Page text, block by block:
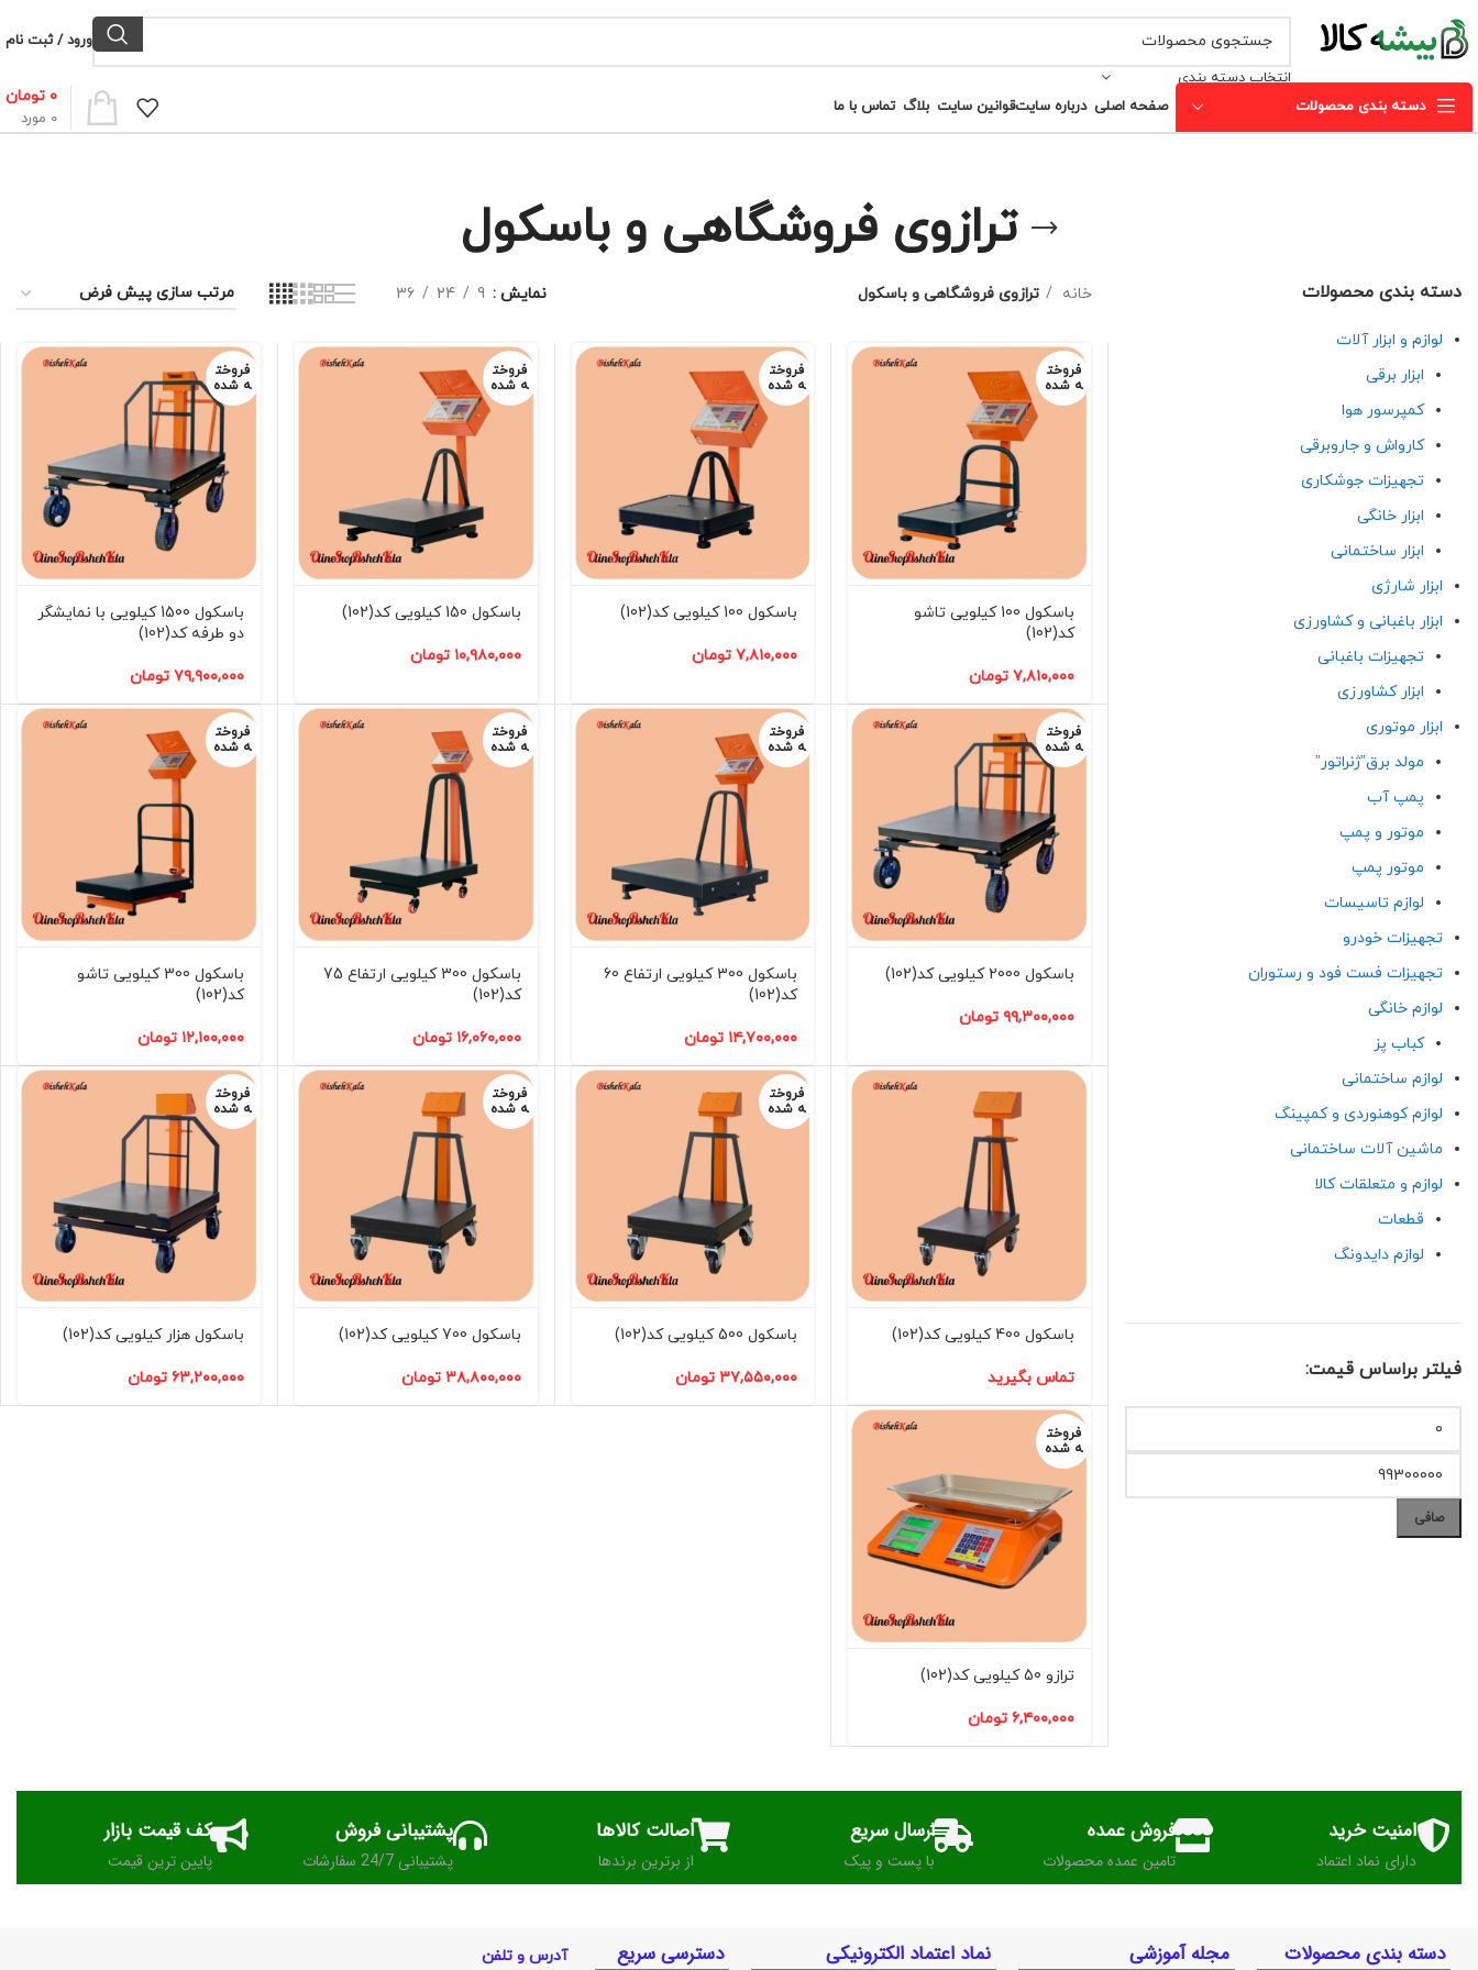
انتخاب دسته بندی
ورود / ثبت نام
دسته بندی محصولات صفحه اصلی درباره سایتقوانین سایت بلاگ تماس با ما
0 مورد
۰ تومان
ترازوی فروشگاهی و باسکول
دسته بندی محصولات
لوازم و ابزار آلات
ابزار برقی
کمپرسور هوا
کارواش و جاروبرقی
تجهیزات جوشکاری
ابزار خانگی
ابزار ساختمانی
ابزار شارژی
ابزار باغبانی و کشاورزی
تجهیزات باغبانی
ابزار کشاورزی
ابزار موتوری
مولد برق”ژنراتور”
پمپ آب
موتور و پمپ
موتور پمپ
لوازم تاسیسات
تجهیزات خودرو
تجهیزات فست فود و رستوران
لوازم خانگی
کباب پز
لوازم ساختمانی
لوازم کوهنوردی و کمپینگ
ماشین آلات ساختمانی
لوازم و متعلقات کالا
قطعات
لوازم دایدونگ
فیلتر براساس قیمت:
صافی
خانه ترازوی فروشگاهی و باسکول نمایش 9
24
36
فروخت
ه شده
باسکول 100 کیلویی تاشو
کد(102)
۷,۸۱۰,۰۰۰ تومان
فروخت
ه شده
باسکول 100 کیلویی کد(102)
۷,۸۱۰,۰۰۰ تومان
فروخت
ه شده
باسکول 150 کیلویی کد(102)
۱۰,۹۸۰,۰۰۰ تومان
فروخت
ه شده
باسکول 1500 کیلویی با نمایشگر
دو طرفه کد(102)
۷۹,۹۰۰,۰۰۰ تومان
فروخت
ه شده
باسکول 2000 کیلویی کد(102)
۹۹,۳۰۰,۰۰۰ تومان
فروخت
ه شده
باسکول 300 کیلویی ارتفاع 60
کد(102)
۱۴,۷۰۰,۰۰۰ تومان
فروخت
ه شده
باسکول 300 کیلویی ارتفاع 75
کد(102)
۱۶,۰۶۰,۰۰۰ تومان
فروخت
ه شده
باسکول 300 کیلویی تاشو
کد(102)
۱۲,۱۰۰,۰۰۰ تومان
باسکول 400 کیلویی کد(102)
تماس بگیرید
فروخت
ه شده
باسکول 500 کیلویی کد(102)
۳۷,۵۵۰,۰۰۰ تومان
فروخت
ه شده
باسکول 700 کیلویی کد(102)
۳۸,۸۰۰,۰۰۰ تومان
فروخت
ه شده
باسکول هزار کیلویی کد(102)
۶۳,۲۰۰,۰۰۰ تومان
فروخت
ه شده
ترازو 50 کیلویی کد(102)
۶,۴۰۰,۰۰۰ تومان
امنیت خرید
دارای نماد اعتماد
فروش عمده
تامین عمده محصولات
ارسال سریع
با پست و پیک
اصالت کالاها
از برترین برندها
پشتیبانی فروش
پشتیبانی 24/7 سفارشات
کف قیمت بازار
پایین ترین قیمت
دسته بندی محصولات مجله آموزشی نماد اعتماد الکترونیکی دسترسی سریع آدرس و تلفن